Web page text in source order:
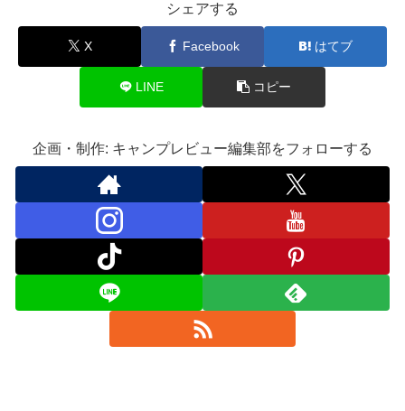
シェアする
X Facebook はてブ
LINE コピー
企画・制作: キャンプレビュー編集部をフォローする